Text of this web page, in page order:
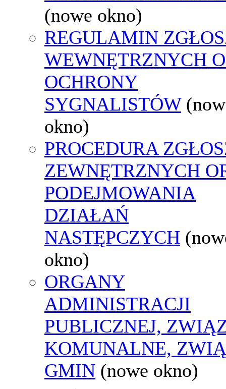
(nowe okno)
REGULAMIN
WEWNĘTRZNYCH
OCHRONY
SYGNALISTÓW
okno)
PROCEDURA
ZEWNĘTRZNYCH
PODEJMOWANIA
DZIAŁAŃ
NASTĘPCZYCH
okno)
ORGANY
ADMINISTRACJI
PUBLICZNEJ,
KOMUNALNE,
GMIN (nowe okno)